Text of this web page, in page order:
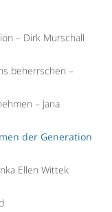
– Dirk Murschall
beherrschen –
– Jana
der Generation
Ellen Wittek